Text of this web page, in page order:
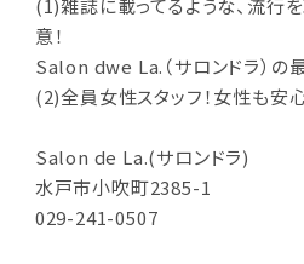
(1)雑誌に載ってるような、流行
意！
Salon dwe La.（サロンドラ）の
(2)全員女性スタッフ！女性も安
Salon de La.(サロンドラ)
水戸市小吹町2385-1
029-241-0507